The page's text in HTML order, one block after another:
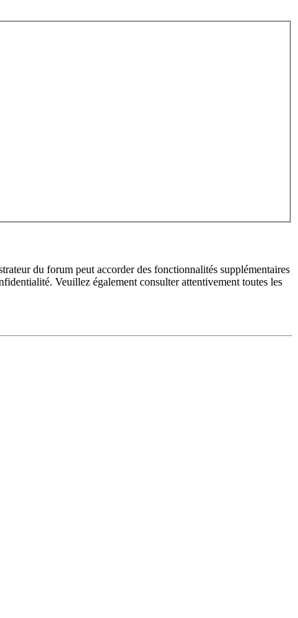
du forum peut accorder des fonctionnalités supplémentaires
Veuillez également consulter attentivement toutes les